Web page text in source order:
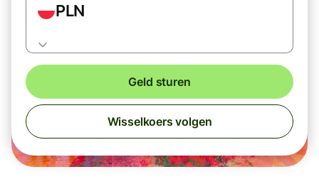
PLN
Geld sturen
Wisselkoers volgen